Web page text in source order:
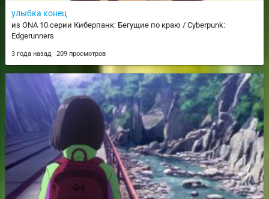
улыбка конец
из ONA 10 серии Киберпанк: Бегущие по краю / Cyberpunk:
Edgerunners
3 года назад 209 просмотров